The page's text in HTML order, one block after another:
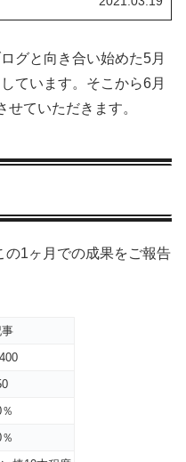
グと向き合い始めた5月
ています。そこから6月
ていただきます。
の1ヶ月での成果をご報告
事
％